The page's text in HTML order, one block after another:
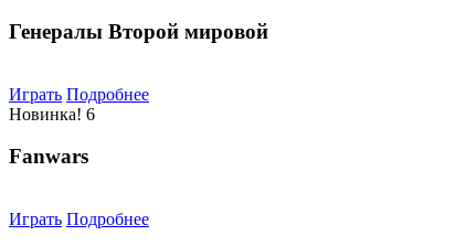
Генералы Второй мировой
Играть Подробнее
Новинка! 6
Fanwars
Играть Подробнее